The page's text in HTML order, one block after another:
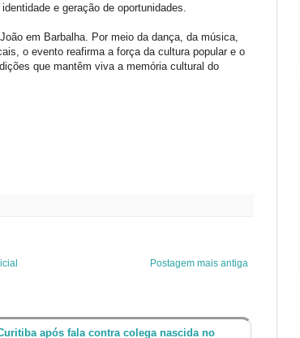
e geração de oportunidades.
em Barbalha. Por meio da dança, da música,
o evento reafirma a força da cultura popular e o
que mantêm viva a memória cultural do
Postagem mais antiga
após fala contra colega nascida no